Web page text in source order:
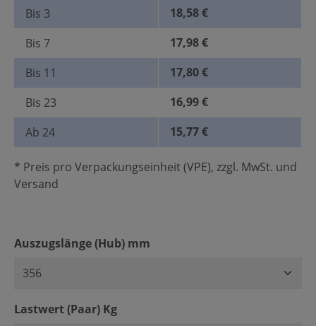
Bis 3
18,58 €
Bis 7
17,98 €
Bis 11
17,80 €
Bis 23
16,99 €
Ab 24 15,77 €
* Preis pro Verpackungseinheit (VPE), zzgl. MwSt. und
Versand
Auszugslänge (Hub) mm
Lastwert (Paar) Kgauswählen